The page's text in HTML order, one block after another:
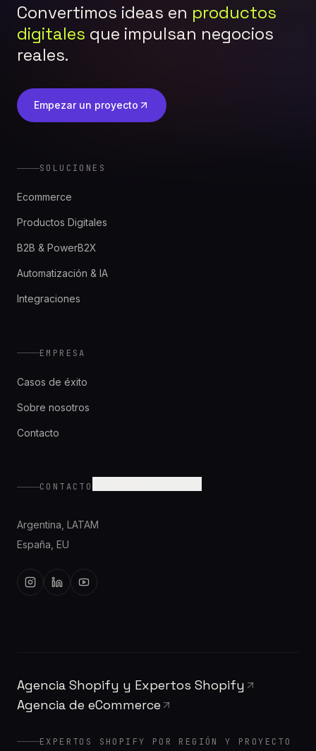
Convertimos ideas en productos
digitales que impulsan negocios
reales.
Empezar un proyecto
SOLUCIONES
Ecommerce
Productos Digitales
B2B & PowerB2X
Automatización & IA
Integraciones
EMPRESA
Casos de éxito
Sobre nosotros
Contacto
CONTACTO
Argentina LATAM
España EU
Agencia Shopify y Expertos Shopify
Agencia de eCommerce
EXPERTOS SHOPIFY POR REGIÓN Y PROYECTO